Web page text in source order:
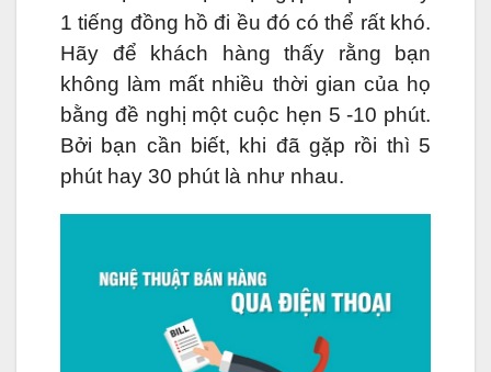
1 tiếng đồng hồ đi ều đó có thể rất khó.
Hãy để khách hàng thấy rằng bạn
không làm mất nhiều thời gian của họ
bằng đề nghị một cuộc hẹn 5 -10 phút.
Bởi bạn cần biết, khi đã gặp rồi thì 5
phút hay 30 phút là như nhau.